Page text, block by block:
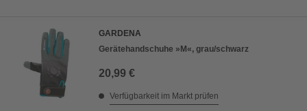
GARDENA
Gerätehandschuhe »M«, grau/schwarz
20,99 €
Verfügbarkeit im Markt prüfen